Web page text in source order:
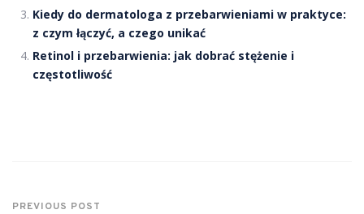
Kiedy do dermatologa z przebarwieniami w praktyce:
z czym łączyć, a czego unikać
Retinol i przebarwienia: jak dobrać stężenie i
częstotliwość
PREVIOUS POST